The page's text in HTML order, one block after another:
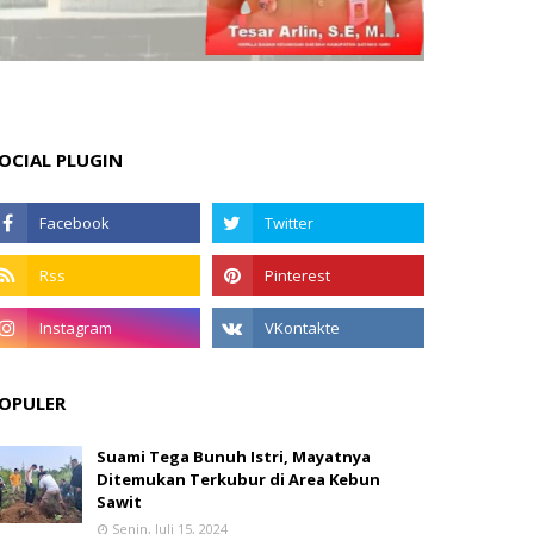
PLUGIN
Suami Tega Bunuh Istri, Mayatnya
Ditemukan Terkubur di Area Kebun
Sawit
Senin, Juli 15, 2024